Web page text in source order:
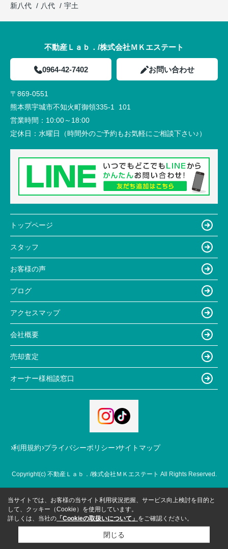
新八代
八代 宇土
不動産Ｌａｂ．/株式会社ＭＫエステート
0964-42-7402 お問い合わせ
〒869-0551
熊本県宇城市不知火町御領335-1 101
営業時間： 10:00～18:00
定休日： 水曜日（時間外のご予約もお気軽にご相談下さい♪）
トップページ
スタッフ
お客様の声
ブログ
アクセスマップ
会社概要
売却査定
オーナー様相談窓口
利用規約 プライバシーポリシー サイトマップ
Copyright(c) 不動産Ｌａｂ．/株式会社ＭＫエステート All Rights Reserved.
当サイトでは、お客様の当サイト利用状況把握、サービス向上検討を目的と
して、クッキー（Cookie）を使用しています。
詳しくは、当社の 「Cookieの取扱いについて」 をご確認ください。
閉じる